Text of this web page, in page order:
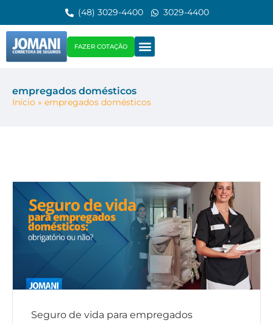
(48) 3029-4400 3029-4400
FAZER COTAÇÃO
empregados domésticos
Início » empregados domésticos
Seguro de vida para empregados